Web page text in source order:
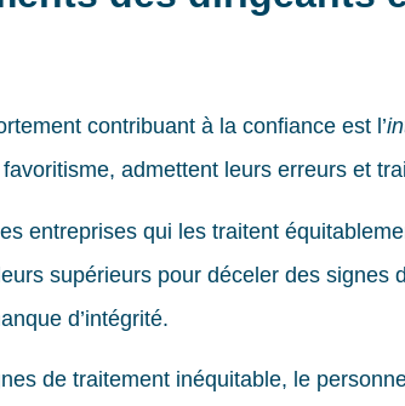
contribuant à la confiance est l’
admettent leurs erreurs et
entreprises qui les traitent
supérieurs pour déceler des signes
d’intégrité.
de traitement inéquitable, le